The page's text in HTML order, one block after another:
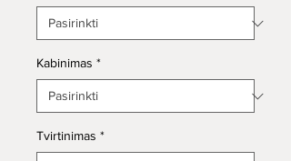
Kabinimas *
Tvirtinimas *